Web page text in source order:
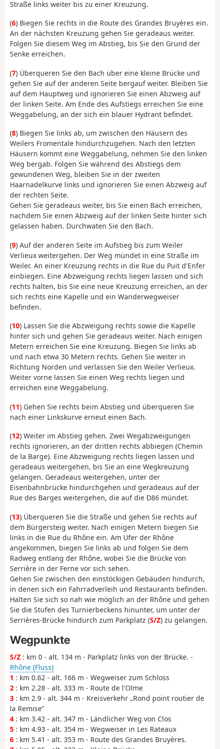
Straße links weiter bis zu einer Kreuzung.
(6) Biegen Sie rechts in die Route des Grandes Bruyères ein.
An der nächsten Kreuzung gehen Sie geradeaus weiter.
Folgen Sie diesem Weg im Abstieg, bis Sie den Grund der
Senke erreichen.
(7) Überqueren Sie den Bach über eine kleine Brücke und
gehen Sie auf der anderen Seite bergauf weiter. Bleiben Sie
auf dem Hauptweg und ignorieren Sie einen Abzweig auf
der linken Seite. Am Ende des Aufstiegs erreichen Sie eine
Weggabelung, an der sich ein blauer Hydrant befindet.
(8) Biegen Sie links ab, um zwischen den Häusern des
Weilers Fromentale hindurchzugehen. Nach den letzten
Häusern kommt eine Weggabelung, nehmen Sie den linken
Weg bergab. Folgen Sie während des Abstiegs dem
gewundenen Weg, bleiben Sie in der zweiten
Haarnadelkurve links und ignorieren Sie einen Abzweig auf
der rechten Seite.
Gehen Sie geradeaus weiter, bis Sie einen Bach erreichen,
nachdem Sie einen Abzweig auf der linken Seite hinter sich
gelassen haben. Durchwaten Sie den Bach.
(9) Auf der anderen Seite im Aufstieg bis zum Weiler
Verlieux weitergehen. Der Weg mündet in eine Straße im
Weiler. An einer Kreuzung rechts in die Rue du Puit d'Enfer
einbiegen. Eine Abzweigung rechts liegen lassen und sich
rechts halten, bis Sie eine neue Kreuzung erreichen, an der
sich rechts eine Kapelle und ein Wanderwegweiser
befinden.
(10) Lassen Sie die Abzweigung rechts sowie die Kapelle
hinter sich und gehen Sie geradeaus weiter. Nach einigen
Metern erreichen Sie eine Kreuzung. Biegen Sie links ab
und nach etwa 30 Metern rechts. Gehen Sie weiter in
Richtung Norden und verlassen Sie den Weiler Verlieux.
Weiter vorne lassen Sie einen Weg rechts liegen und
erreichen eine Weggabelung.
(11) Gehen Sie rechts beim Abstieg und überqueren Sie
nach einer Linkskurve erneut einen Bach.
(12) Weiter im Abstieg gehen. Zwei Wegabzweigungen
rechts ignorieren, an der dritten rechts abbiegen (Chemin
de la Barge). Eine Abzweigung rechts liegen lassen und
geradeaus weitergehen, bis Sie an eine Wegkreuzung
gelangen. Geradeaus weitergehen, unter der
Eisenbahnbrücke hindurchgehen und geradeaus auf der
Rue des Barges weitergehen, die auf die D86 mündet.
(13) Überqueren Sie die Straße und gehen Sie rechts auf
dem Bürgersteig weiter. Nach einigen Metern biegen Sie
links in die Rue du Rhône ein. Am Ufer der Rhône
angekommen, biegen Sie links ab und folgen Sie dem
Radweg entlang der Rhône, wobei Sie die Brücke von
Serrière in der Ferne vor sich sehen.
Gehen Sie zwischen den einstöckigen Gebäuden hindurch,
in denen sich ein Fahrradverleih und Restaurants befinden.
Halten Sie sich so nah wie möglich an der Rhône und gehen
Sie die Stufen des Turnierbeckens hinunter, um unter der
Serrières-Brücke hindurch zum Parkplatz (S/Z) zu gelangen.
Wegpunkte
S/Z : km 0 - alt. 134 m - Parkplatz links von der Brücke. -
Rhône (Fluss)
1 : km 0.62 - alt. 166 m - Wegweiser zum Schloss
2 : km 2.28 - alt. 333 m - Route de l'Olme
3 : km 2.9 - alt. 344 m - Kreisverkehr „Rond point routier de
la Remise”
4 : km 3.42 - alt. 347 m - Ländlicher Weg von Clos
5 : km 4.93 - alt. 354 m - Wegweiser in Les Rateaux
6 : km 5.41 - alt. 353 m - Route des Grandes Bruyères.